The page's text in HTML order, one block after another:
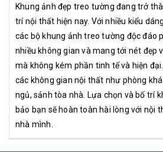
Khung ảnh đẹp treo tường đang trở
trí nội thất hiện nay. Với nhiều kiểu
các bộ khung ảnh treo tường độc đáo
nhiều không gian và mang tới nét đẹp
mà không kém phần tinh tế và hiện
các không gian nội thất như phòng
ngủ, sảnh tòa nhà. Lựa chọn và bố trí
bảo bạn sẽ hoàn toàn hài lòng với nội
nhà mình.